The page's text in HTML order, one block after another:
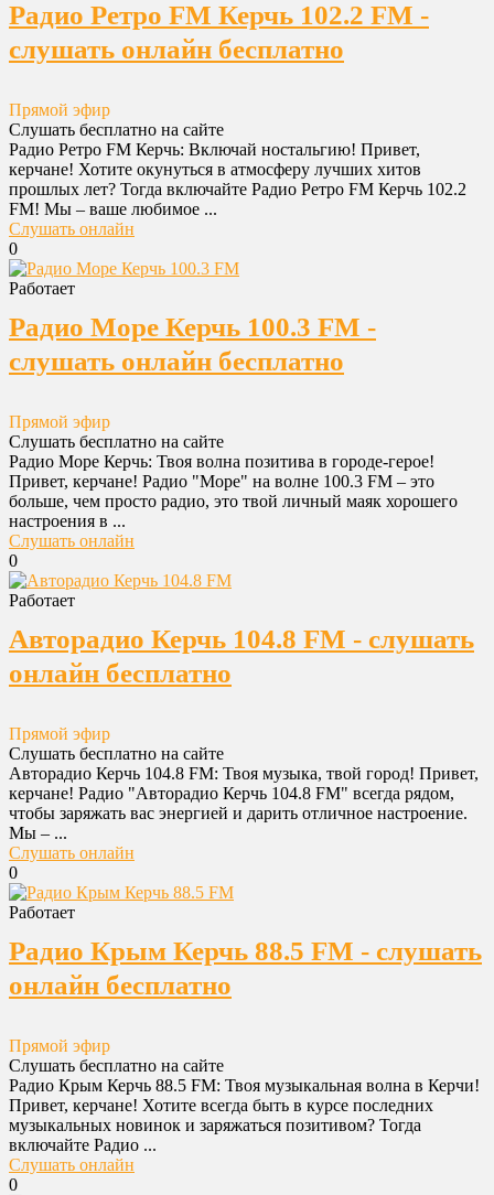
Радио Ретро FM Керчь 102.2 FM -
слушать онлайн бесплатно
Прямой эфир
Слушать бесплатно на сайте
Радио Ретро FM Керчь: Включай ностальгию! Привет,
керчане! Хотите окунуться в атмосферу лучших хитов
прошлых лет? Тогда включайте Радио Ретро FM Керчь 102.2
FM! Мы – ваше любимое ...
Слушать онлайн
0
Работает
Радио Море Керчь 100.3 FM -
слушать онлайн бесплатно
Прямой эфир
Слушать бесплатно на сайте
Радио Море Керчь: Твоя волна позитива в городе-герое!
Привет, керчане! Радио "Море" на волне 100.3 FM – это
больше, чем просто радио, это твой личный маяк хорошего
настроения в ...
Слушать онлайн
0
Работает
Авторадио Керчь 104.8 FM - слушать
онлайн бесплатно
Прямой эфир
Слушать бесплатно на сайте
Авторадио Керчь 104.8 FM: Твоя музыка, твой город! Привет,
керчане! Радио "Авторадио Керчь 104.8 FM" всегда рядом,
чтобы заряжать вас энергией и дарить отличное настроение.
Мы – ...
Слушать онлайн
0
Работает
Радио Крым Керчь 88.5 FM - слушать
онлайн бесплатно
Прямой эфир
Слушать бесплатно на сайте
Радио Крым Керчь 88.5 FM: Твоя музыкальная волна в Керчи!
Привет, керчане! Хотите всегда быть в курсе последних
музыкальных новинок и заряжаться позитивом? Тогда
включайте Радио ...
Слушать онлайн
0